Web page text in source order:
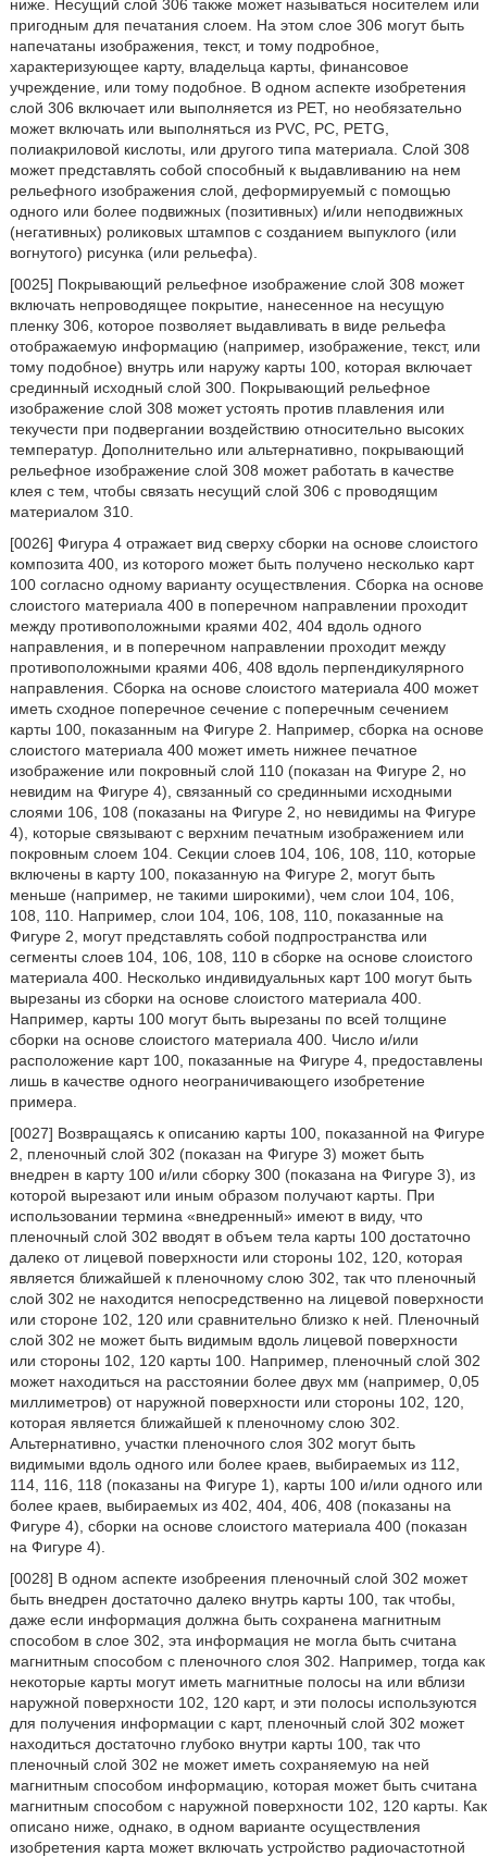
ниже. Несущий слой 306 также может называться носителем или
пригодным для печатания слоем. На этом слое 306 могут быть
напечатаны изображения, текст, и тому подробное,
характеризующее карту, владельца карты, финансовое
учреждение, или тому подобное. В одном аспекте изобретения
слой 306 включает или выполняется из PET, но необязательно
может включать или выполняться из PVC, PC, PETG,
полиакриловой кислоты, или другого типа материала. Слой 308
может представлять собой способный к выдавливанию на нем
рельефного изображения слой, деформируемый с помощью
одного или более подвижных (позитивных) и/или неподвижных
(негативных) роликовых штампов с созданием выпуклого (или
вогнутого) рисунка (или рельефа).
[0025] Покрывающий рельефное изображение слой 308 может
включать непроводящее покрытие, нанесенное на несущую
пленку 306, которое позволяет выдавливать в виде рельефа
отображаемую информацию (например, изображение, текст, или
тому подобное) внутрь или наружу карты 100, которая включает
срединный исходный слой 300. Покрывающий рельефное
изображение слой 308 может устоять против плавления или
текучести при подвергании воздействию относительно высоких
температур. Дополнительно или альтернативно, покрывающий
рельефное изображение слой 308 может работать в качестве
клея с тем, чтобы связать несущий слой 306 с проводящим
материалом 310.
[0026] Фигура 4 отражает вид сверху сборки на основе слоистого
композита 400, из которого может быть получено несколько карт
100 согласно одному варианту осуществления. Сборка на основе
слоистого материала 400 в поперечном направлении проходит
между противоположными краями 402, 404 вдоль одного
направления, и в поперечном направлении проходит между
противоположными краями 406, 408 вдоль перпендикулярного
направления. Сборка на основе слоистого материала 400 может
иметь сходное поперечное сечение с поперечным сечением
карты 100, показанным на Фигуре 2. Например, сборка на основе
слоистого материала 400 может иметь нижнее печатное
изображение или покровный слой 110 (показан на Фигуре 2, но
невидим на Фигуре 4), связанный со срединными исходными
слоями 106, 108 (показаны на Фигуре 2, но невидимы на Фигуре
4), которые связывают с верхним печатным изображением или
покровным слоем 104. Секции слоев 104, 106, 108, 110, которые
включены в карту 100, показанную на Фигуре 2, могут быть
меньше (например, не такими широкими), чем слои 104, 106,
108, 110. Например, слои 104, 106, 108, 110, показанные на
Фигуре 2, могут представлять собой подпространства или
сегменты слоев 104, 106, 108, 110 в сборке на основе слоистого
материала 400. Несколько индивидуальных карт 100 могут быть
вырезаны из сборки на основе слоистого материала 400.
Например, карты 100 могут быть вырезаны по всей толщине
сборки на основе слоистого материала 400. Число и/или
расположение карт 100, показанные на Фигуре 4, предоставлены
лишь в качестве одного неограничивающего изобретение
примера.
[0027] Возвращаясь к описанию карты 100, показанной на Фигуре
2, пленочный слой 302 (показан на Фигуре 3) может быть
внедрен в карту 100 и/или сборку 300 (показана на Фигуре 3), из
которой вырезают или иным образом получают карты. При
использовании термина «внедренный» имеют в виду, что
пленочный слой 302 вводят в объем тела карты 100 достаточно
далеко от лицевой поверхности или стороны 102, 120, которая
является ближайшей к пленочному слою 302, так что пленочный
слой 302 не находится непосредственно на лицевой поверхности
или стороне 102, 120 или сравнительно близко к ней. Пленочный
слой 302 не может быть видимым вдоль лицевой поверхности
или стороны 102, 120 карты 100. Например, пленочный слой 302
может находиться на расстоянии более двух мм (например, 0,05
миллиметров) от наружной поверхности или стороны 102, 120,
которая является ближайшей к пленочному слою 302.
Альтернативно, участки пленочного слоя 302 могут быть
видимыми вдоль одного или более краев, выбираемых из 112,
114, 116, 118 (показаны на Фигуре 1), карты 100 и/или одного или
более краев, выбираемых из 402, 404, 406, 408 (показаны на
Фигуре 4), сборки на основе слоистого материала 400 (показан
на Фигуре 4).
[0028] В одном аспекте изобреения пленочный слой 302 может
быть внедрен достаточно далеко внутрь карты 100, так чтобы,
даже если информация должна быть сохранена магнитным
способом в слое 302, эта информация не могла быть считана
магнитным способом с пленочного слоя 302. Например, тогда как
некоторые карты могут иметь магнитные полосы на или вблизи
наружной поверхности 102, 120 карт, и эти полосы используются
для получения информации с карт, пленочный слой 302 может
находиться достаточно глубоко внутри карты 100, так что
пленочный слой 302 не может иметь сохраняемую на ней
магнитным способом информацию, которая может быть считана
магнитным способом с наружной поверхности 102, 120 карты. Как
описано ниже, однако, в одном варианте осуществления
изобретения карта может включать устройство радиочастотной